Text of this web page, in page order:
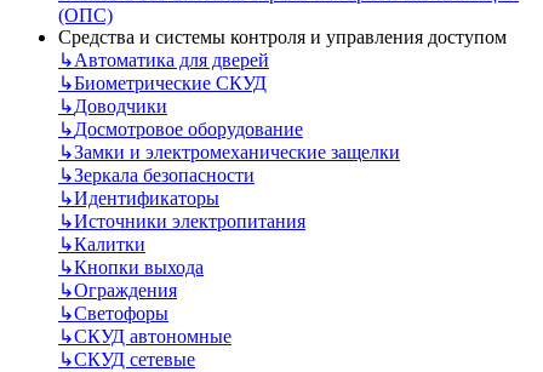
(ОПС)
Средства и системы контроля и управления доступом
↳Автоматика для дверей
↳Биометрические СКУД
↳Доводчики
↳Досмотровое оборудование
↳Замки и электромеханические защелки
↳Зеркала безопасности
↳Идентификаторы
↳Источники электропитания
↳Калитки
↳Кнопки выхода
↳Ограждения
↳Светофоры
↳СКУД автономные
↳СКУД сетевые